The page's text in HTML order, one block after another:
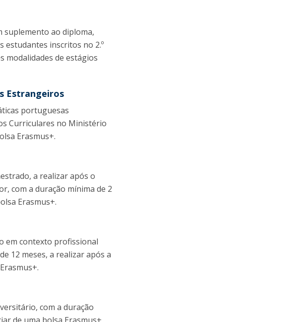
suplemento ao diploma,
estudantes inscritos no 2.º
modalidades de estágios
Estrangeiros
portuguesas
Curriculares no Ministério
Erasmus+.
a realizar após o
com a duração mínima de 2
Erasmus+.
em contexto profissional
12 meses, a realizar após a
com a duração